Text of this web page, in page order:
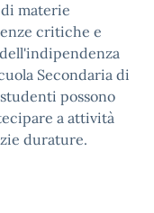
materie
critiche e
Secondaria di
possono
a attività
durature.